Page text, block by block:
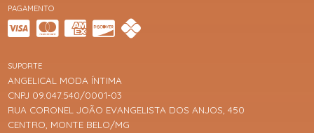
PAGAMENTO
SUPORTE
ANGELICAL MODA ÍNTIMA
CNPJ 09.047.540/0001-03
RUA CORONEL JOÃO EVANGELISTA DOS ANJOS, 450
CENTRO, MONTE BELO/MG